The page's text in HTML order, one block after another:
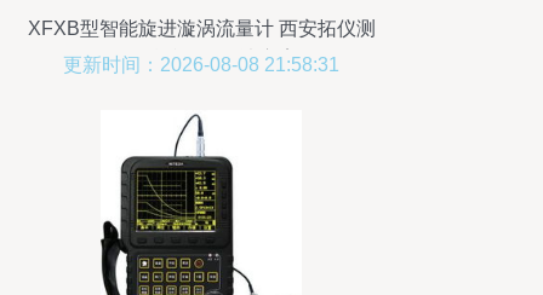
XFXB型智能旋进漩涡流量计 西安拓仪测
控的精准测控解决方案
更新时间：2026-08-08 21:58:31